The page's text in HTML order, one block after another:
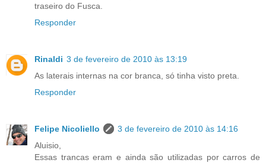
traseiro do Fusca.
Responder
Rinaldi 3 de fevereiro de 2010 às 13:19
As laterais internas na cor branca, só tinha visto preta.
Responder
Felipe Nicoliello
3 de fevereiro de 2010 às 14:16
Aluisio,
Essas trancas eram e ainda são utilizadas por carros de